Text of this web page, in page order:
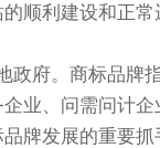
顺利建设和正常
政府。商标品牌
业、问需问计企
牌发展的重要